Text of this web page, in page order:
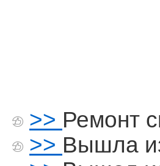
>> Ремонт
>> Вышла